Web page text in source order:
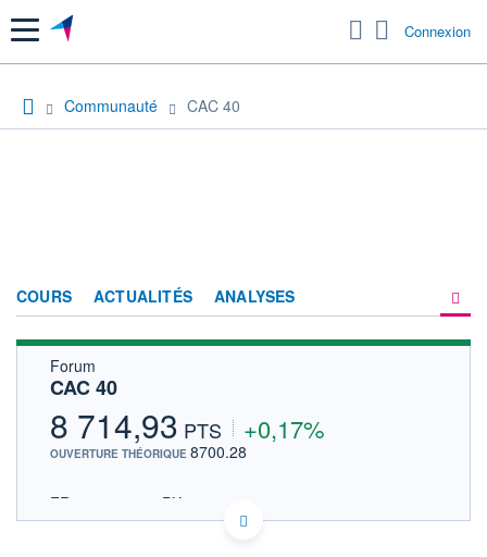
Menu Connexion
Communauté CAC 40
COURS ACTUALITÉS ANALYSES
HISTORIQUE
Forum
CAC 40
8 714,93 PTS +0,17%
OUVERTURE THÉORIQUE 8700.28
FR0003500008 PX1
EURONEXT PARIS DONNÉES TEMPS RÉEL